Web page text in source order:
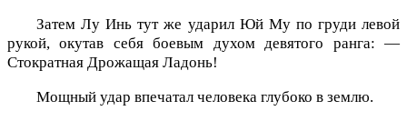
Затем Лу Инь тут же ударил Юй Му по груди левой
рукой, окутав себя боевым духом девятого ранга: —
Стократная Дрожащая Ладонь!
Мощный удар впечатал человека глубоко в землю.